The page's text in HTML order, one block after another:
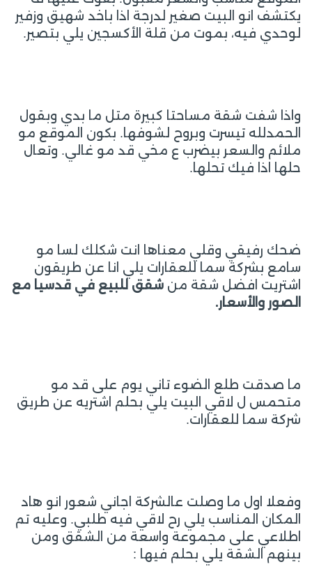
يكتشف انو البيت صغير لدرجة اذا باخد شهيق وزفير
لوحدي فيه، بموت من قلة الأكسجين يلي بتصير.
واذا شفت شقة مساحتا كبيرة متل ما بدي وبقول
الحمدلله تيسرت وبروح لشوفها. بكون الموقع مو
ملائم والسعر بيضرب ع مخي قد مو غالي. وتعال
حلها اذا فيك تحلها.
ضحك رفيقي وقلي معناها انت شكلك لسا مو
سامع بشركة سما للعقارات يلي انا عن طريقون
اشتريت افضل شقة من شقق للبيع في قدسيا مع
الصور والأسعار.
ما صدقت طلع الضوء تاني يوم على قد مو
متحمس ل لاقي البيت يلي بحلم اشتريه عن طريق
شركة سما للعقارات.
وفعلا اول ما وصلت عالشركة اجاني شعور انو هاد
المكان المناسب يلي رح لاقي فيه طلبي. وعليه تم
اطلاعي على مجموعة واسعة من الشقق ومن
بينهم الشقة يلي بحلم فيها :